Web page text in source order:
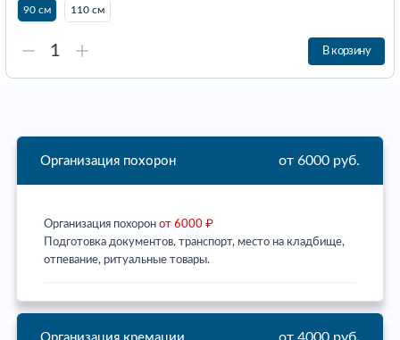
90 см 110 см
В корзину
Организация похорон от 6000 руб.
Организация похорон от 6000 ₽
Подготовка документов, транспорт, место на кладбище,
отпевание, ритуальные товары.